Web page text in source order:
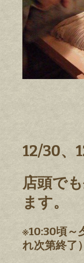
12/30、
店頭で
ます。
※10:30頃～
れ次第終了）